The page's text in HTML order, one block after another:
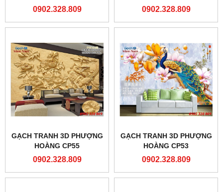
0902.328.809 0902.328.809
GẠCH TRANH 3D PHƯỢNG
HOÀNG CP55
0902.328.809
GẠCH TRANH 3D PHƯỢNG
HOÀNG CP53
0902.328.809